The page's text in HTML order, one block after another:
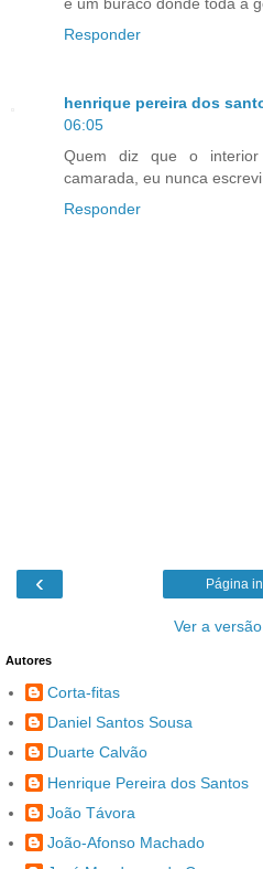
Responder
henrique pereira dos
06:05
Quem diz que o
camarada, eu nunca
Responder
‹ Página
Ver a
Autores
Corta-fitas
Daniel Santos Sousa
Duarte Calvão
Henrique Pereira dos Santos
João Távora
João-Afonso Machado